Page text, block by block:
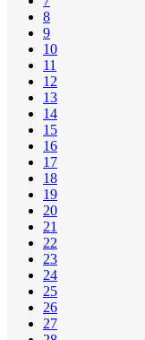
8
9
10
11
12
13
14
15
16
17
18
19
20
21
22
23
24
25
26
27